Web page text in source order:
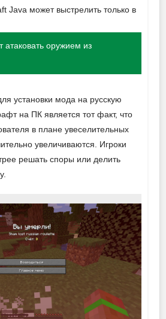
Java может выстрелить только в
атаковать оружием из
установки мода на русскую
на ПК является тот факт, что
в плане увеселительных
увеличиваются. Игроки
решать споры или делить